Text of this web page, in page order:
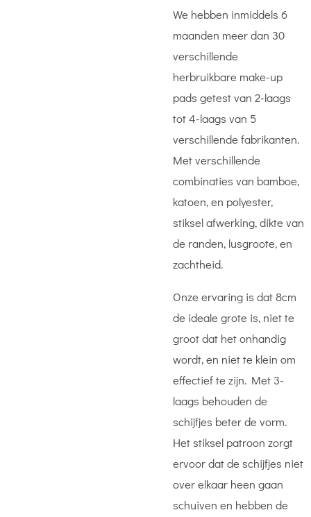
We hebben inmiddels 6
maanden meer dan 30
verschillende
herbruikbare make-up
pads getest van 2-laags
tot 4-laags van 5
verschillende fabrikanten.
Met verschillende
combinaties van bamboe,
katoen, en polyester,
stiksel afwerking, dikte van
de randen, lusgroote, en
zachtheid.
Onze ervaring is dat 8cm
de ideale grote is, niet te
groot dat het onhandig
wordt, en niet te klein om
effectief te zijn. Met 3-
laags behouden de
schijfjes beter de vorm.
Het stiksel patroon zorgt
ervoor dat de schijfjes niet
over elkaar heen gaan
schuiven en hebben de